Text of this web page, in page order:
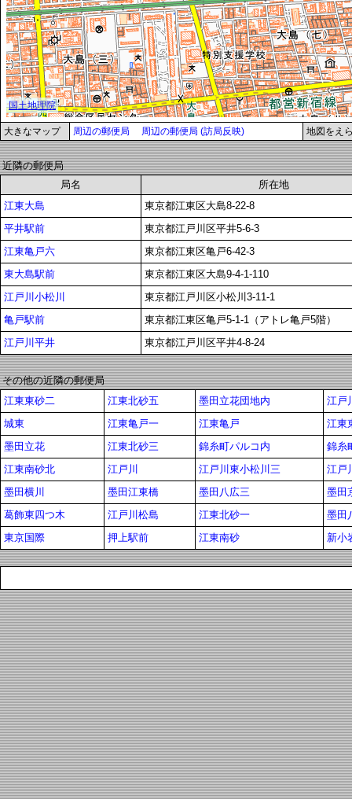
大きなマップ 周辺の郵便局 周辺の郵便局 (訪局反映) 地図をえ
近隣の郵便局
局名
所在地
江東大島
東京都江東区大島8-22-8
平井駅前
東京都江戸川区平井5-6-3
江東亀戸六
東京都江東区亀戸6-42-3
東大島駅前
東京都江東区大島9-4-1-110
江戸川小松川
東京都江戸川区小松川3-11-1
亀戸駅前
東京都江東区亀戸5-1-1（アトレ亀戸5階）
江戸川平井
東京都江戸川区平井4-8-24
その他の近隣の郵便局
江東東砂二
江東北砂五 墨田立花団地内
江戸
城東
江東亀戸一 江東亀戸
江東
墨田立花
江東北砂三 錦糸町パルコ内
錦糸
江東南砂北
江戸川 江戸川東小松川三
江戸
墨田横川
墨田江東橋 墨田八広三
墨田
葛飾東四つ木
江戸川松島 江東北砂一
墨田
東京国際
押上駅前 江東南砂 新小